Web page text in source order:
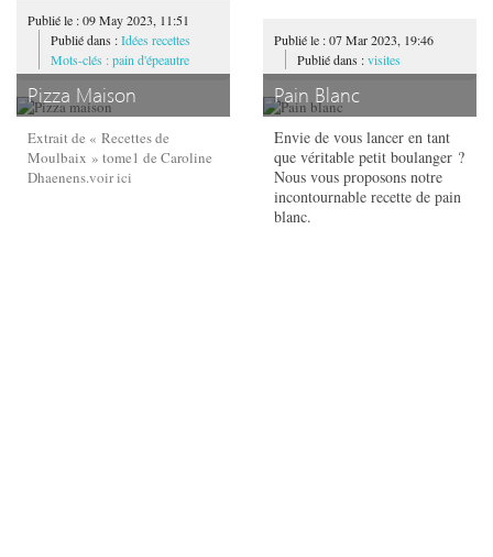
Publié le : 09 May 2023, 11:51
Publié dans :Idées recettes
Mots-clés : pain d'épeautre
Publié le : 07 Mar 2023, 19:46
Publié dans :visites
Pizza Maison
Extrait de « Recettes de
Moulbaix » tome1 de Caroline
Dhaenens.voir ici
Pain Blanc
Envie de vous lancer en tant
que véritable petit boulanger ?
Nous vous proposons notre
incontournable recette de pain
blanc.